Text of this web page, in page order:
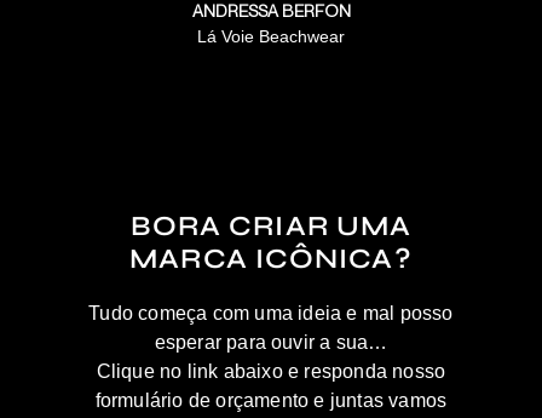
ANDRESSA BERFON
Lá Voie Beachwear
BORA CRIAR UMA
MARCA ICÔNICA?
Tudo começa com uma ideia e mal posso
esperar para ouvir a sua…
Clique no link abaixo e responda nosso
formulário de orçamento e juntas vamos